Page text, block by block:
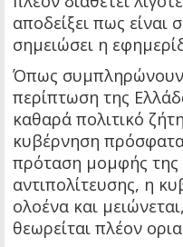
αποδείξει πως είναι
σημειώσει η
Όπως συμπληρώνουν
περίπτωση της
καθαρά πολιτικό
κυβέρνηση
πρόταση μομφής της
αντιπολίτευσης, η
ολοένα και
θεωρείται πλέον